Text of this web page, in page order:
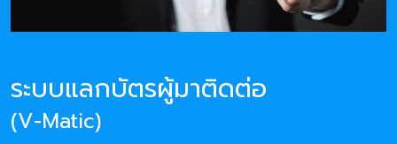
ระบบแลกบัตรผู้มาติดต่อ
(V-Matic)